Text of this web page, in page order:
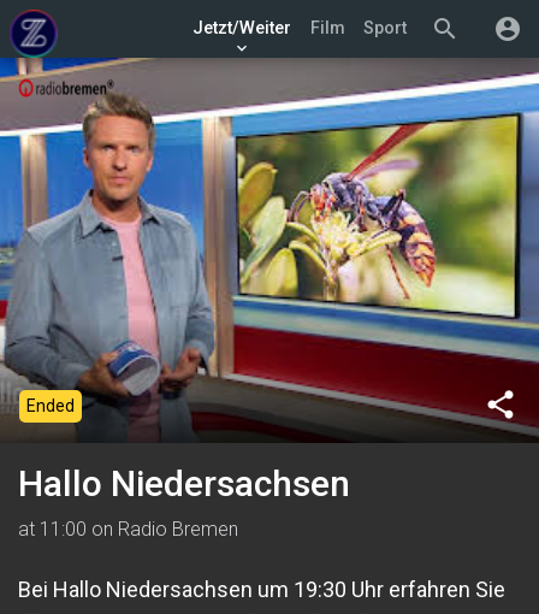
search account_circle
Jetzt/Weiter
keyboard_arrow_down
Film Sport
share
Ended
Hallo Niedersachsen
at 11:00 on Radio Bremen
Bei Hallo Niedersachsen um 19:30 Uhr erfahren Sie